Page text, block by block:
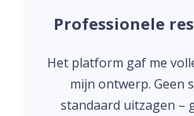
Professionele
Het platform gaf me
mijn ontwerp. Geen
standaard uitzagen –